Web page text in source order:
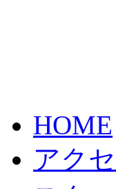
HOME
アク